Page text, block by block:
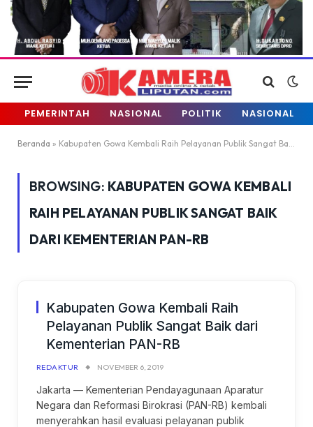
PEMERINTAH NASIONAL POLITIK NASIONAL
Beranda » Kabupaten Gowa Kembali Raih Pelayanan Publik Sangat Baik dari Kementerian PAN-RB
BROWSING: KABUPATEN GOWA KEMBALI
RAIH PELAYANAN PUBLIK SANGAT BAIK
DARI KEMENTERIAN PAN-RB
Kabupaten Gowa Kembali Raih
Pelayanan Publik Sangat Baik dari
Kementerian PAN-RB
REDAKTUR NOVEMBER 6, 2019
Jakarta — Kementerian Pendayagunaan Aparatur
Negara dan Reformasi Birokrasi (PAN-RB) kembali
menyerahkan hasil evaluasi pelayanan publik